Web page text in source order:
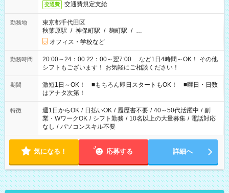
交通費 交通費規定支給
勤務地
東京都千代田区
秋葉原駅 / 神保町駅 / 麹町駅 / …
オフィス・学校など
勤務時間
20:00～24：00 22：00～翌7:00 …など1日4時間～OK！ その他
シフトもございます！ お気軽にご相談ください！
期間
激短1日～OK！ ■もちろん即日スタートもOK！ ■曜日・日数
はアナタ次第！
特徴 週1日からOK / 日払いOK / 履歴書不要 / 40～50代活躍中 / 副
業・WワークOK / シフト勤務 / 10名以上の大量募集 / 電話対応
なし / パソコンスキル不要
気になる！ 応募する 詳細へ